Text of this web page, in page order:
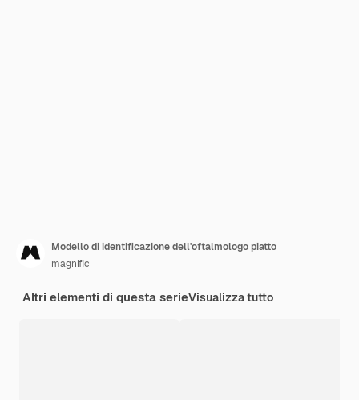
Modello di identificazione dell'oftalmologo piatto
magnific
Altri elementi di questa serieVisualizza tutto